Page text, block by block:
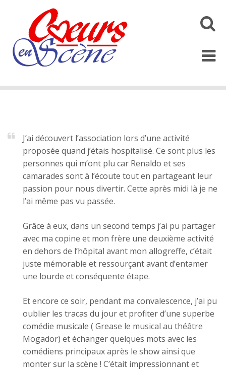
search
J’ai découvert l’association lors d’une activité
proposée quand j’étais hospitalisé. Ce sont plus les
personnes qui m’ont plu car Renaldo et ses
camarades sont à l’écoute tout en partageant leur
passion pour nous divertir. Cette après midi là je ne
l’ai même pas vu passée.
Grâce à eux, dans un second temps j’ai pu partager
avec ma copine et mon frère une deuxième activité
en dehors de l’hôpital avant mon allogreffe, c’était
juste mémorable et ressourçant avant d’entamer
une lourde et conséquente étape.
Et encore ce soir, pendant ma convalescence, j’ai pu
oublier les tracas du jour et profiter d’une superbe
comédie musicale ( Grease le musical au théâtre
Mogador) et échanger quelques mots avec les
comédiens principaux après le show ainsi que
monter sur la scène ! C’était impressionnant et